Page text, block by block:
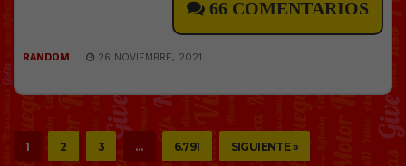
66 COMENTARIOS
RANDOM 26 NOVIEMBRE, 2021
1 2 3 … 6.791 SIGUIENTE »